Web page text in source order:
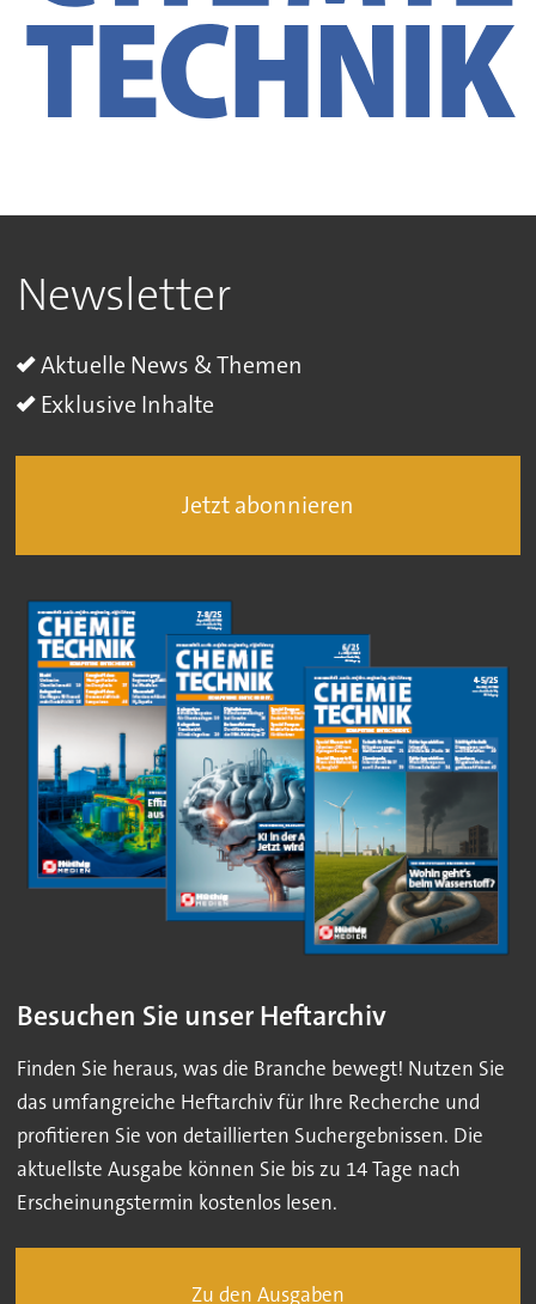
Newsletter
Aktuelle News & Themen
Exklusive Inhalte
Jetzt abonnieren
Besuchen Sie unser Heftarchiv
Finden Sie heraus, was die Branche bewegt! Nutzen Sie
das umfangreiche Heftarchiv für Ihre Recherche und
profitieren Sie von detaillierten Suchergebnissen. Die
aktuellste Ausgabe können Sie bis zu 14 Tage nach
Erscheinungstermin kostenlos lesen.
Zu den Ausgaben